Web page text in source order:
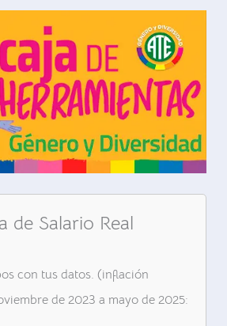
de Salario Real
con tus datos. (inflación
de 2023 a mayo de 2025: